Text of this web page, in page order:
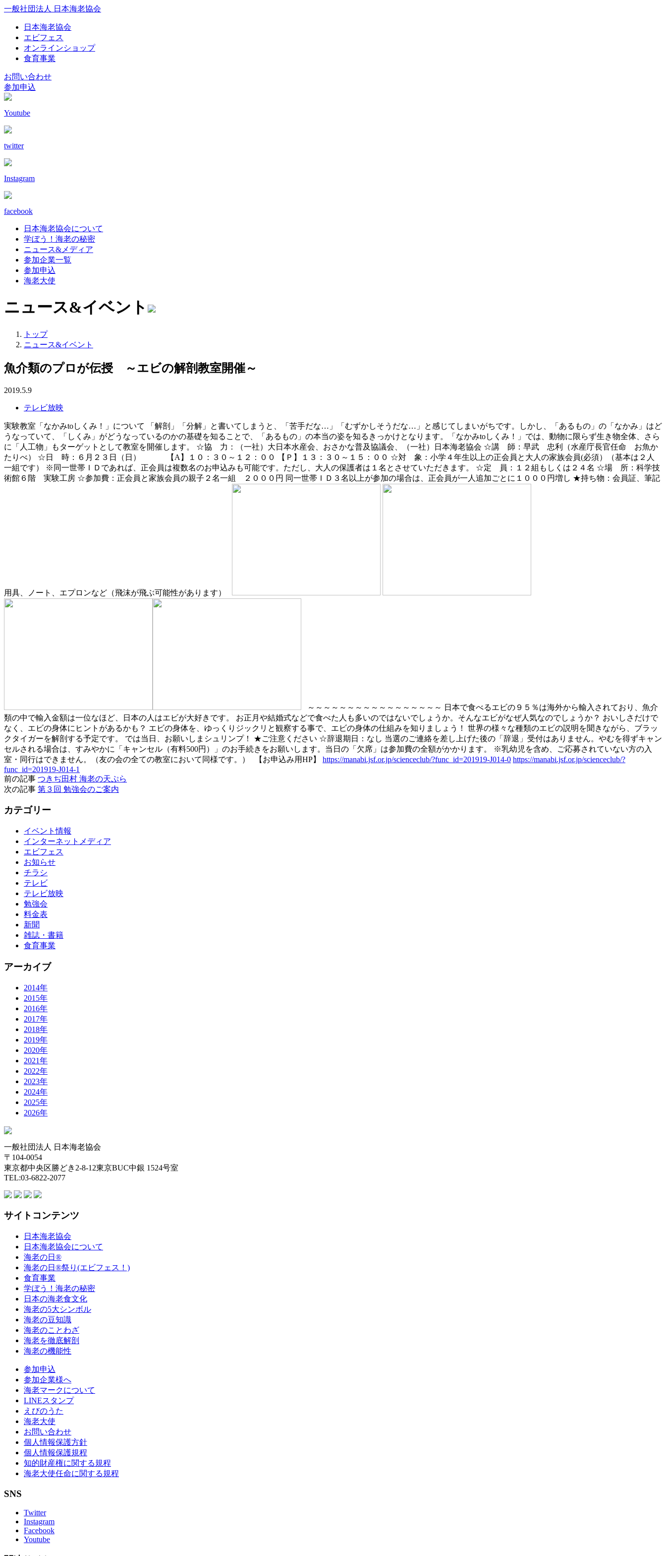
一般社団法人 日本海老協会
日本海老協会
エビフェス
オンラインショップ
食育事業
お問い合わせ
参加申込
Youtube
twitter
Instagram
facebook
日本海老協会について
学ぼう！海老の秘密
ニュース&メディア
参加企業一覧
参加申込
海老大使
ニュース&イベント
トップ
ニュース&イベント
魚介類のプロが伝授 ～エビの解剖教室開催～
2019.5.9
テレビ放映
実験教室「なかみtoしくみ！」について 「解剖」「分解」と書いてしまうと、「苦手だな…」「むずかしそうだな…」と感じてしまいがちです。しかし、「あるもの」の「なかみ」はど
うなっていて、「しくみ」がどうなっているのかの基礎を知ることで、「あるもの」の本当の姿を知るきっかけとなります。「なかみtoしくみ！」では、動物に限らず生き物全体、さら
に「人工物」もターゲットとして教室を開催します。 ☆協 力：（一社）大日本水産会、おさかな普及協議会、（一社）日本海老協会 ☆講 師：早武 忠利（水産庁長官任命 お魚か
たりべ） ☆日 時：６月２３日（日）
【A】１０：３０～１２：００ 【Ｐ】１３：３０～１５：００ ☆対 象：小学４年生以上の正会員と大人の家族会員(必須）（基本は２人
一組です） ※同一世帯ＩＤであれば、正会員は複数名のお申込みも可能です。ただし、大人の保護者は１名とさせていただきます。 ☆定 員：１２組もしくは２４名 ☆場 所：科学技
術館６階 実験工房 ☆参加費：正会員と家族会員の親子２名一組 ２０００円 同一世帯ＩＤ３名以上が参加の場合は、正会員が一人追加ごとに１０００円増し ★持ち物：会員証、筆記
用具、ノート、エプロンなど（飛沫が飛ぶ可能性があります）
～～～～～～～～～～～～～～～～～ 日本で食べるエビの９５％は海外から輸入されており、魚介
類の中で輸入金額は一位なほど、日本の人はエビが大好きです。 お正月や結婚式などで食べた人も多いのではないでしょうか。そんなエビがなぜ人気なのでしょうか？ おいしさだけで
なく、エビの身体にヒントがあるかも？ エビの身体を、ゆっくりジックリと観察する事で、エビの身体の仕組みを知りましょう！ 世界の様々な種類のエビの説明を聞きながら、ブラッ
クタイガーを解剖する予定です。 では当日、お願いしまシュリンプ！ ★ご注意ください ☆辞退期日：なし 当選のご連絡を差し上げた後の「辞退」受付はありません。やむを得ずキャン
セルされる場合は、すみやかに「キャンセル（有料500円）」のお手続きをお願いします。当日の「欠席」は参加費の全額がかかります。 ※乳幼児を含め、ご応募されていない方の入
室・同行はできません。（友の会の全ての教室において同様です。）
【お申込み用HP】 https://manabi.jsf.or.jp/scienceclub/?func_id=201919-J014-0 https://manabi.jsf.or.jp/scienceclub/?
func_id=201919-J014-1
前の記事 つきぢ田村 海老の天ぷら
次の記事 第３回 勉強会のご案内
カテゴリー
イベント情報
インターネットメディア
エビフェス
お知らせ
チラシ
テレビ
テレビ放映
勉強会
料金表
新聞
雑誌・書籍
食育事業
アーカイブ
2014年
2015年
2016年
2017年
2018年
2019年
2020年
2021年
2022年
2023年
2024年
2025年
2026年
一般社団法人 日本海老協会
〒104-0054
東京都中央区勝どき2-8-12東京BUC中銀 1524号室
TEL:03-6822-2077
サイトコンテンツ
日本海老協会
日本海老協会について
海老の日®
海老の日®祭り(エビフェス！)
食育事業
学ぼう！海老の秘密
日本の海老食文化
海老の5大シンボル
海老の豆知識
海老のことわざ
海老を徹底解剖
海老の機能性
参加申込
参加企業様へ
海老マークについて
LINEスタンプ
えびのうた
海老大使
お問い合わせ
個人情報保護方針
個人情報保護規程
知的財産権に関する規程
海老大使任命に関する規程
SNS
Twitter
Instagram
Facebook
Youtube